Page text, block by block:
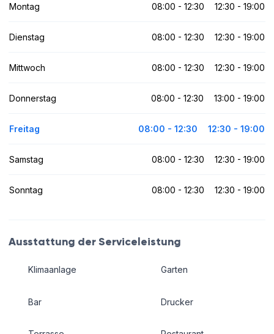
Montag 08:00 - 12:30 12:30 - 19:00
Dienstag 08:00 - 12:30 12:30 - 19:00
Mittwoch 08:00 - 12:30 12:30 - 19:00
Donnerstag 08:00 - 12:30 13:00 - 19:00
Freitag 08:00 - 12:30 12:30 - 19:00
Samstag 08:00 - 12:30 12:30 - 19:00
Sonntag 08:00 - 12:30 12:30 - 19:00
Ausstattung der Serviceleistung
Klimaanlage
Bar
Garten
Drucker